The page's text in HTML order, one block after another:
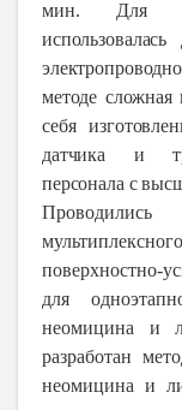
мин. Для
методе сложная
себя
датчика и
персонала с
поверхностно-
для
неомицина и
разработан
неомицина и